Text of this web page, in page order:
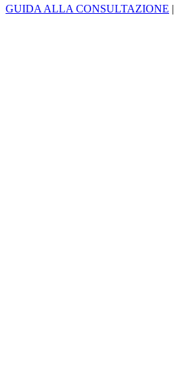
GUIDA ALLA CONSULTAZIONE |